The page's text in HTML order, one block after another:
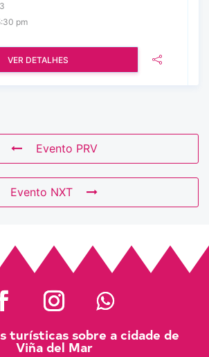
pm
VER DETALHES
Evento PRV
Evento NXT
turísticas sobre a cidade de
Viña del Mar